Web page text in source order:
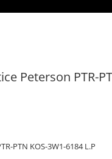
Peterson PTR-
PTN KOS-3W1-6184 L.P